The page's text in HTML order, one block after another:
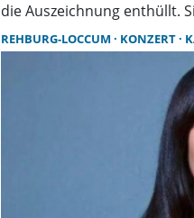
die Auszeichnung enthüllt.
Bedeutung
Europa.
REHBURG-LOCCUM KONZERT